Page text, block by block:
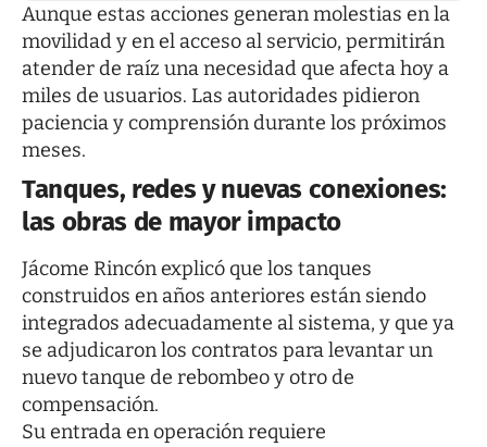
Aunque estas acciones generan molestias en la
movilidad y en el acceso al servicio, permitirán
atender de raíz una necesidad que afecta hoy a
miles de usuarios. Las autoridades pidieron
paciencia y comprensión durante los próximos
meses.
Tanques, redes y nuevas conexiones:
las obras de mayor impacto
Jácome Rincón explicó que los tanques
construidos en años anteriores están siendo
integrados adecuadamente al sistema, y que ya
se adjudicaron los contratos para levantar un
nuevo tanque de rebombeo y otro de
compensación.
Su entrada en operación requiere